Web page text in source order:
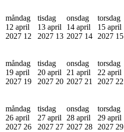
måndag
12 april
2027 12
tisdag
13 april
2027 13
onsdag
14 april
2027 14
torsdag
15 april
2027 15
måndag
19 april
2027 19
tisdag
20 april
2027 20
onsdag
21 april
2027 21
torsdag
22 april
2027 22
måndag
26 april
2027 26
tisdag
27 april
2027 27
onsdag
28 april
2027 28
torsdag
29 april
2027 29